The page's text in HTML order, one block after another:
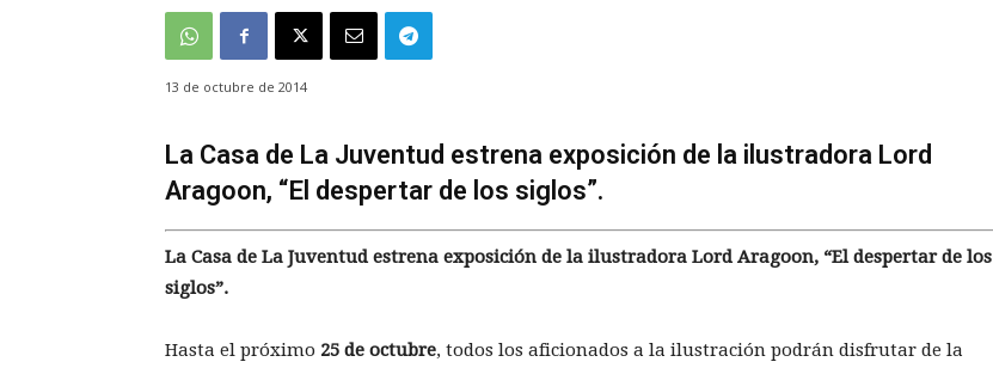
13 de octubre de 2014
La Casa de La Juventud estrena exposición de la ilustradora Lord
Aragoon, “El despertar de los siglos”.
La Casa de La Juventud estrena exposición de la ilustradora Lord Aragoon, “El despertar de los
siglos”.
Hasta el próximo 25 de octubre, todos los aficionados a la ilustración podrán disfrutar de la